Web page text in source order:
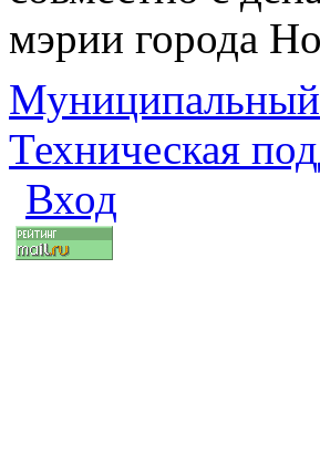
мэрии города
Муниципальный
Техническая
Вход